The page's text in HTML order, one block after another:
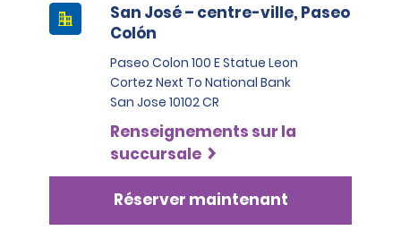
San José – centre-ville, Paseo
Colón
Paseo Colon 100 E Statue Leon
Cortez Next To National Bank
San Jose 10102 CR
Renseignements sur la
succursale
Réserver maintenant